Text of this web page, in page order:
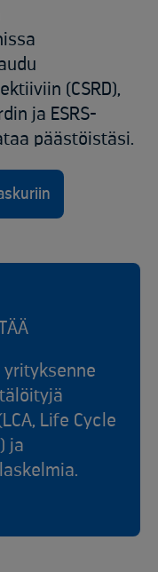
(CSRD),
ja ESRS-
päästöistäsi.
yrityksenne
Life Cycle
ja